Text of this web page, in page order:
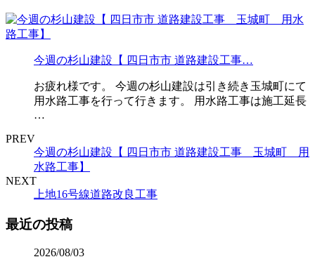
今週の杉山建設【 四日市市 道路建設工事…
お疲れ様です。 今週の杉山建設は引き続き玉城町にて
用水路工事を行って行きます。 用水路工事は施工延長
…
PREV
今週の杉山建設【 四日市市 道路建設工事 玉城町 用
水路工事】
NEXT
上地16号線道路改良工事
最近の投稿
2026/08/03